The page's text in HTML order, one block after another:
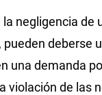
la negligencia de
pueden deberse
una demanda
violación de las